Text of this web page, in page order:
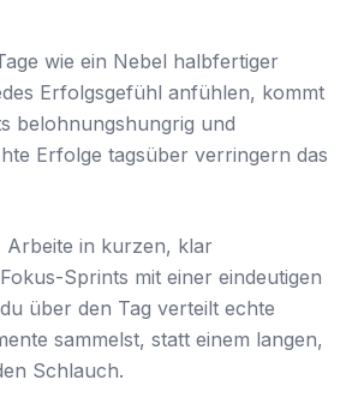
wie ein Nebel halbfertiger
Erfolgsgefühl anfühlen, kommt
belohnungshungrig und
Erfolge tagsüber verringern das
Arbeite in kurzen, klar
Sprints mit einer eindeutigen
über den Tag verteilt echte
sammelst, statt einem langen,
Schlauch.